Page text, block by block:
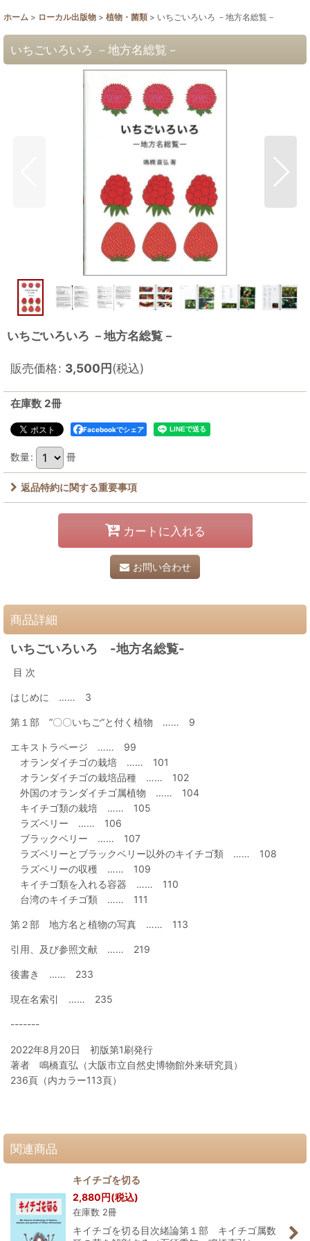
ホーム > ローカル出版物 > 植物・菌類 > いちごいろいろ －地方名総覧－
いちごいろいろ －地方名総覧－
いちごいろいろ －地方名総覧－
販売価格: 3,500円(税込)
在庫数 2冊
Facebookでシェア
数量: 冊
返品特約に関する重要事項
カートに入れる
お問い合わせ
商品詳細
いちごいろいろ -地方名総覧-
目 次
はじめに …… 3
第１部 ”〇〇いちご”と付く植物 …… 9
エキストラページ …… 99
オランダイチゴの栽培 …… 101
オランダイチゴの栽培品種 …… 102
外国のオランダイチゴ属植物 …… 104
キイチゴ類の栽培 …… 105
ラズベリー …… 106
ブラックベリー …… 107
ラズベリーとブラックベリー以外のキイチゴ類 …… 108
ラズベリーの収穫 …… 109
キイチゴ類を入れる容器 …… 110
台湾のキイチゴ類 …… 111
第２部 地方名と植物の写真 …… 113
引用、及び参照文献 …… 219
後書き …… 233
現在名索引 …… 235
-------
2022年8月20日 初版第1刷発行
著者 鳴橋直弘（大阪市立自然史博物館外来研究員）
236頁（内カラー113頁）
関連商品
キイチゴを切る
2,880円(税込)
在庫数 2冊
キイチゴを切る目次緒論第１部 キイチゴ属数